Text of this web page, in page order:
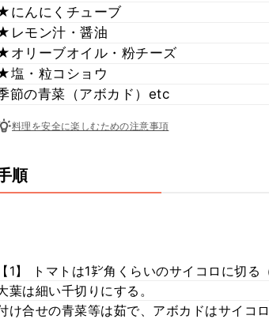
にんにくチューブ
レモン汁・醤油
オリーブオイル・粉チーズ
塩・粒コショウ
節の青菜（アボカド）etc
料理を安全に楽しむための注意事項
順
【1】 トマトは1㌢角くらいのサイコロに切る
葉は細い千切りにする。
け合せの青菜等は茹で、アボカドはサイコ